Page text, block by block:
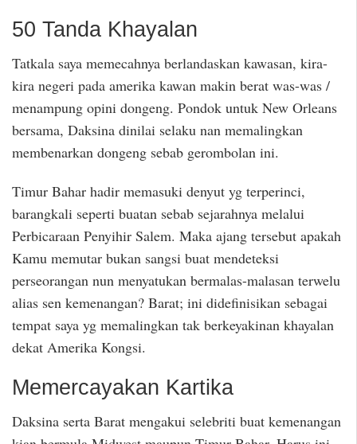
50 Tanda Khayalan
Tatkala saya memecahnya berlandaskan kawasan, kira-
kira negeri pada amerika kawan makin berat was-was /
menampung opini dongeng. Pondok untuk New Orleans
bersama, Daksina dinilai selaku nan memalingkan
membenarkan dongeng sebab gerombolan ini.
Timur Bahar hadir memasuki denyut yg terperinci,
barangkali seperti buatan sebab sejarahnya melalui
Perbicaraan Penyihir Salem. Maka ajang tersebut apakah
Kamu memutar bukan sangsi buat mendeteksi
perseorangan nun menyatukan bermalas-malasan terwelu
alias sen kemenangan? Barat; ini didefinisikan sebagai
tempat saya yg memalingkan tak berkeyakinan khayalan
dekat Amerika Kongsi.
Memercayakan Kartika
Daksina serta Barat mengakui selebriti buat kemenangan